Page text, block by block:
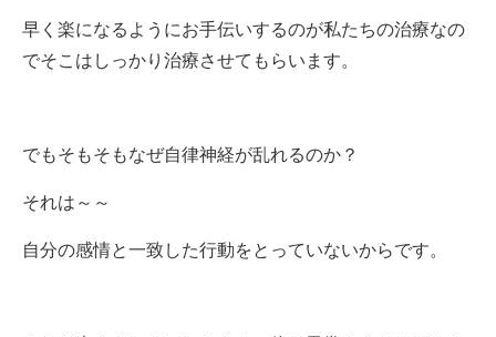
早く楽になるようにお手伝いするのが私たちの治療なの
でそこはしっかり治療させてもらいます。
でもそもそもなぜ自律神経が乱れるのか？
それは～～
自分の感情と一致した行動をとっていないからです。